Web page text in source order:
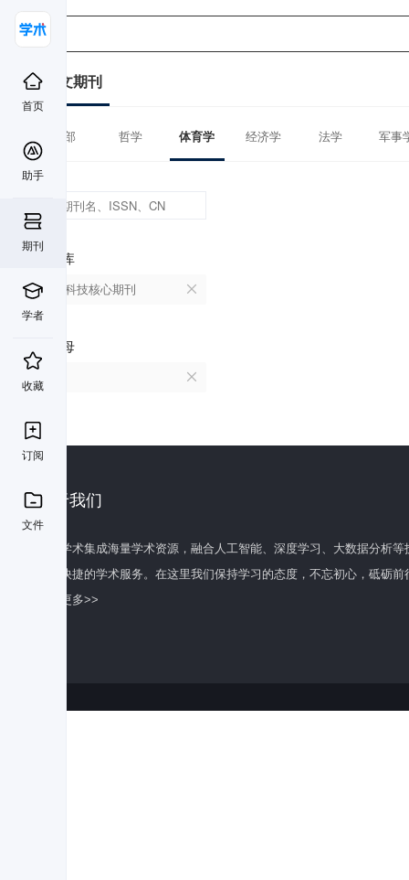
首页
助手
期刊
学者
收藏
订阅
文件
中文期刊
全部 哲学 体育学 经济学 法学 军事
数据库
中国科技核心期刊
首字母
关于我们
百度学术集成海量学术资源，融合人工智能、深度学习、大数据分析
全面快捷的学术服务。在这里我们保持学习的态度，不忘初心，砥砺前
了解更多>>